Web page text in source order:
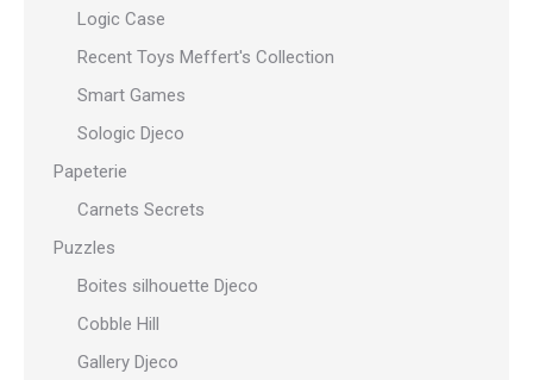
Logic Case
Recent Toys Meffert's Collection
Smart Games
Sologic Djeco
Papeterie
Carnets Secrets
Puzzles
Boites silhouette Djeco
Cobble Hill
Gallery Djeco